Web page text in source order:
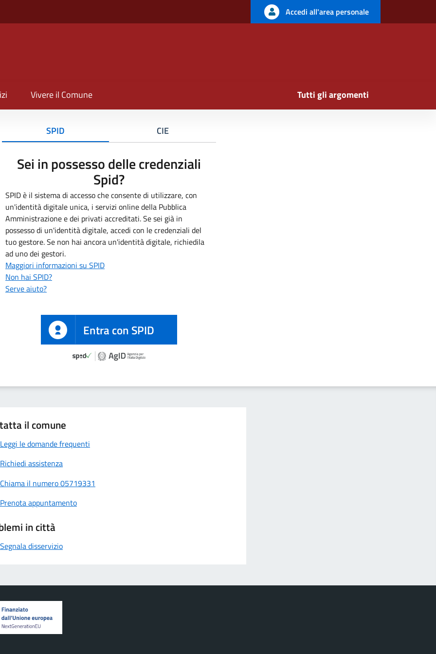
Accedi all'area personale
Vivere il Comune Tutti gli argomenti
SPID CIE
Sei in possesso delle credenziali
Spid?
SPID è il sistema di accesso che consente di utilizzare, con
un'identità digitale unica, i servizi online della Pubblica
Amministrazione e dei privati accreditati. Se sei già in
possesso di un'identità digitale, accedi con le credenziali del
tuo gestore. Se non hai ancora un'identità digitale, richiedila
ad uno dei gestori.
Maggiori informazioni su SPID
Non hai SPID?
Serve aiuto?
Entra con SPID
il comune
Leggi le domande frequenti
Richiedi assistenza
Chiama il numero 05719331
Prenota appuntamento
in città
Segnala disservizio